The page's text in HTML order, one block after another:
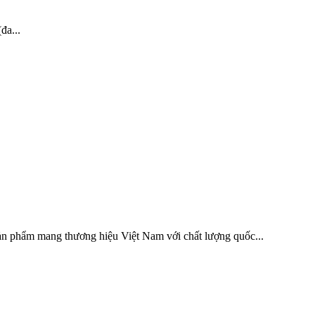
mang thương hiệu Việt Nam với chất lượng quốc...